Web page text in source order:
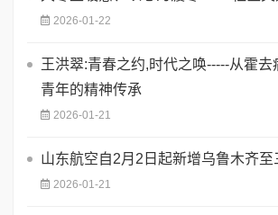
2026-01-22
王洪翠:青春之约,时代之唤-----从霍去
青年的精神传承
2026-01-21
山东航空自2月2日起新增乌鲁木齐至
2026-01-21